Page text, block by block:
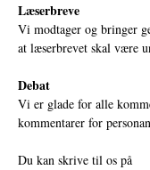
Læserbreve
Vi modtager og bringer
at læserbrevet skal være
Debat
Vi er glade for alle
kommentarer for
Du kan skrive til os på